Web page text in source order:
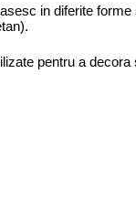
in diferite
pentru a